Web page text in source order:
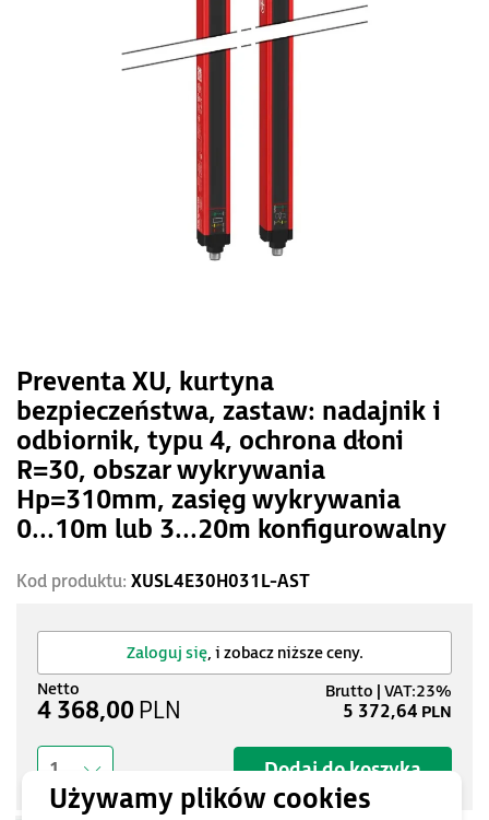
Preventa XU, kurtyna
bezpieczeństwa, zastaw: nadajnik i
odbiornik, typu 4, ochrona dłoni
R=30, obszar wykrywania
Hp=310mm, zasięg wykrywania
0...10m lub 3...20m konfigurowalny
Kod produktu: XUSL4E30H031L-AST
Zaloguj się, i zobacz niższe ceny.
Dodaj do koszyka
1
4 368,00 PLN 5 372,64 PLN